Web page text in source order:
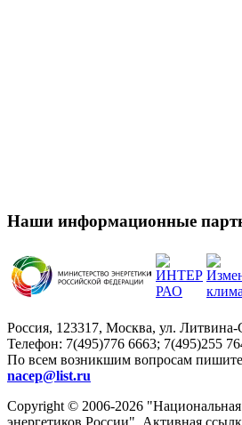
Наши информационные
Россия, 123317, Москва, ул. Литвина-
Телефон: 7(495)776 6663; 7(495)255
По всем возникшим вопросам
nacep@list.ru
Copyright © 2006-2026 "Национальная